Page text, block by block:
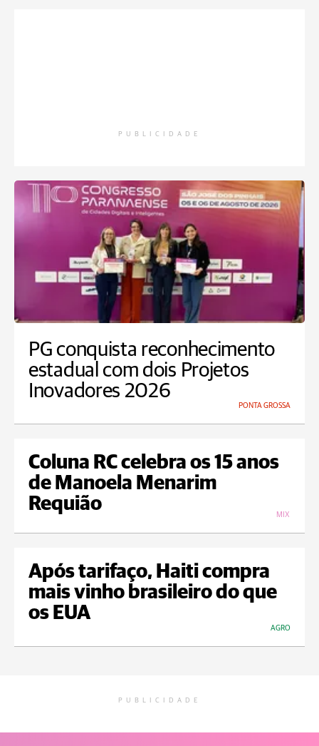
PUBLICIDADE
PG conquista reconhecimento
estadual com dois Projetos
Inovadores 2026
PONTA GROSSA
Coluna RC celebra os 15 anos
de Manoela Menarim
Requião
MIX
Após tarifaço, Haiti compra
mais vinho brasileiro do que
os EUA
AGRO
PUBLICIDADE